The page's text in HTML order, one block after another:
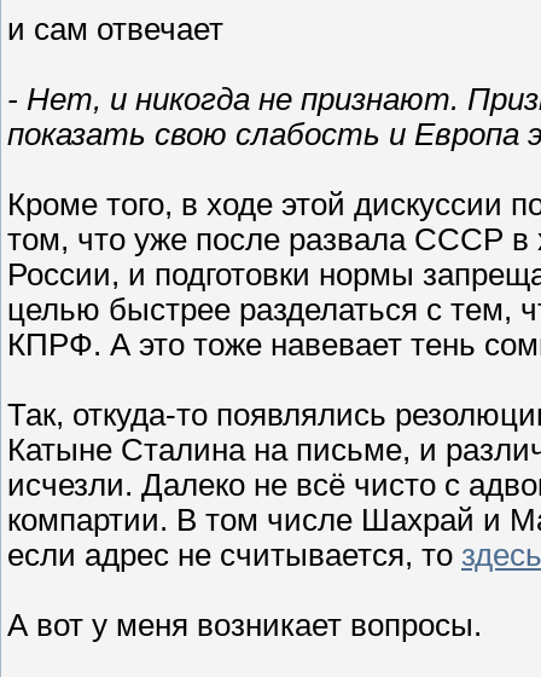
и сам отвечает
- Нет, и никогда не признают.
показать свою слабость и Европа
Кроме того, в ходе этой дискуссии
том, что уже после развала СССР в
России, и подготовки нормы
целью быстрее разделаться с тем,
КПРФ. А это тоже навевает тень
Так, откуда-то появлялись
Катыне Сталина на письме, и
исчезли. Далеко не всё чисто с
компартии. В том числе Шахрай и
если адрес не считывается, то здесь
А вот у меня возникает вопросы.